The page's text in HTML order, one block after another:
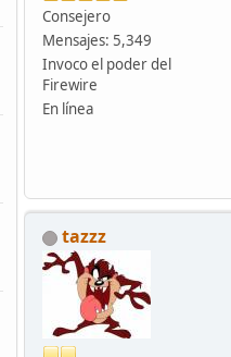
Consejero
Mensajes: 5,349
Invoco el poder del
Firewire
En línea
tazzz